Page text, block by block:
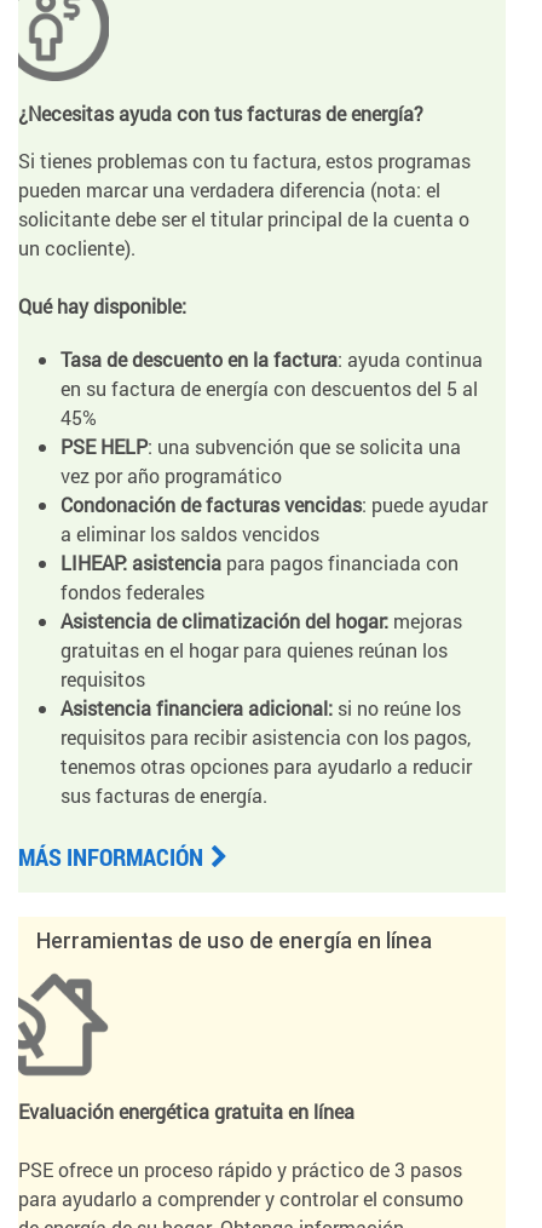
¿Necesitas ayuda con tus facturas de energía?
Si tienes problemas con tu factura, estos programas
pueden marcar una verdadera diferencia (nota: el
solicitante debe ser el titular principal de la cuenta o
un cocliente).
Qué hay disponible:
Tasa de descuento en la factura: ayuda continua
en su factura de energía con descuentos del 5 al
45%
PSE HELP: una subvención que se solicita una
vez por año programático
Condonación de facturas vencidas: puede ayudar
a eliminar los saldos vencidos
LIHEAP: asistencia para pagos financiada con
fondos federales
Asistencia de climatización del hogar: mejoras
gratuitas en el hogar para quienes reúnan los
requisitos
Asistencia financiera adicional: si no reúne los
requisitos para recibir asistencia con los pagos,
tenemos otras opciones para ayudarlo a reducir
sus facturas de energía.
MÁS INFORMACIÓN
Herramientas de uso de energía en línea
Evaluación energética gratuita en línea
PSE ofrece un proceso rápido y práctico de 3 pasos
para ayudarlo a comprender y controlar el consumo